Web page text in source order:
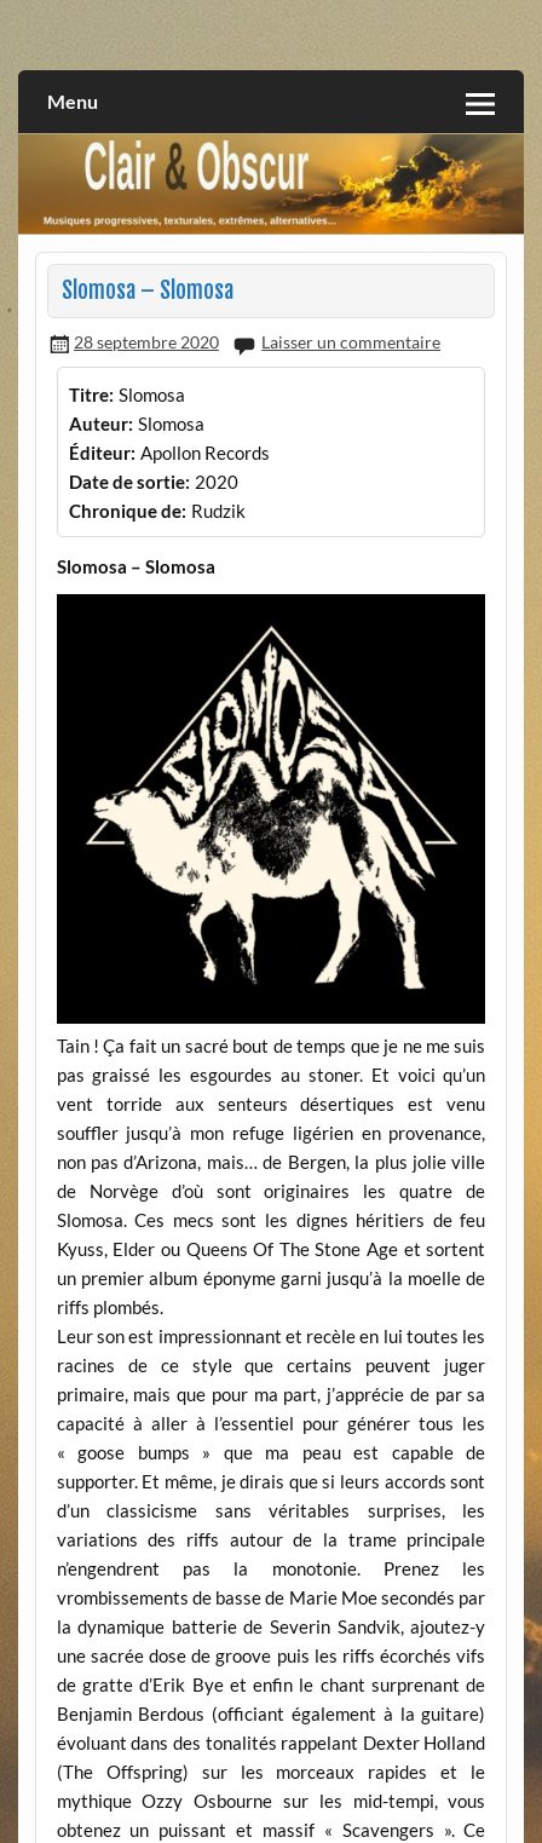
extrêmes, alternatives, texturales
Menu
Slomosa – Slomosa
28 septembre 2020 Laisser un commentaire
Titre: Slomosa
Auteur: Slomosa
Éditeur: Apollon Records
Date de sortie: 2020
Chronique de: Rudzik
Slomosa – Slomosa
Tain ! Ça fait un sacré bout de temps que je ne me suis
pas graissé les esgourdes au stoner. Et voici qu’un
vent torride aux senteurs désertiques est venu
souffler jusqu’à mon refuge ligérien en provenance,
non pas d’Arizona, mais… de Bergen, la plus jolie ville
de Norvège d’où sont originaires les quatre de
Slomosa. Ces mecs sont les dignes héritiers de feu
Kyuss, Elder ou Queens Of The Stone Age et sortent
un premier album éponyme garni jusqu’à la moelle de
riffs plombés.
Leur son est impressionnant et recèle en lui toutes les
racines de ce style que certains peuvent juger
primaire, mais que pour ma part, j’apprécie de par sa
capacité à aller à l’essentiel pour générer tous les
« goose bumps » que ma peau est capable de
supporter. Et même, je dirais que si leurs accords sont
d’un classicisme sans véritables surprises, les
variations des riffs autour de la trame principale
n’engendrent pas la monotonie. Prenez les
vrombissements de basse de Marie Moe secondés par
la dynamique batterie de Severin Sandvik, ajoutez-y
une sacrée dose de groove puis les riffs écorchés vifs
de gratte d’Erik Bye et enfin le chant surprenant de
Benjamin Berdous (officiant également à la guitare)
évoluant dans des tonalités rappelant Dexter Holland
(The Offspring) sur les morceaux rapides et le
mythique Ozzy Osbourne sur les mid-tempi, vous
obtenez un puissant et massif « Scavengers ». Ce